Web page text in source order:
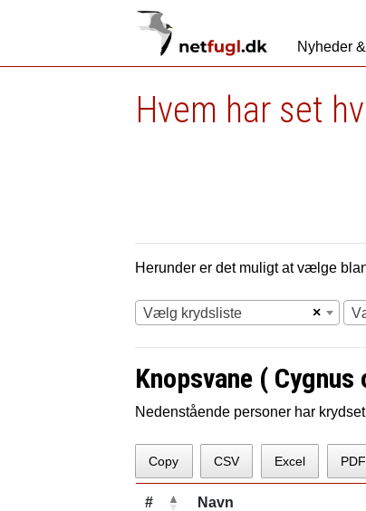
Nyheder
Hvem har set
Herunder er det muligt at vælge
×
Vælg krydsliste
Knopsvane ( Cygnus
Nedenstående personer har
Copy CSV Excel PDF
# Navn